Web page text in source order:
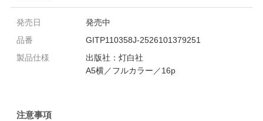
発売日
発売中
品番
GITP110358J-2526101379251
製品仕様
出版社：灯白社
A5横／フルカラー／16p
注意事項